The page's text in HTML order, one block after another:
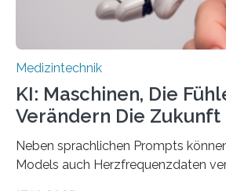
Medizintechnik
KI: Maschinen, Die
Verändern Die Zukunft
Neben sprachlichen Prompts
Models auch Herzfrequenzdaten